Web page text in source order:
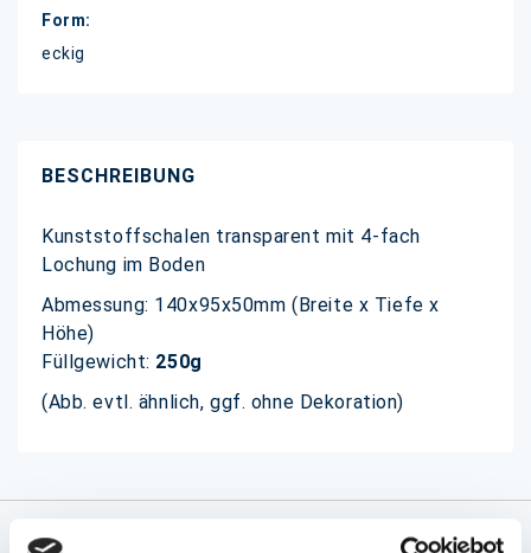
eckig
BESCHREIBUNG
Kunststoffschalen transparent mit 4-fach
Lochung im Boden
Abmessung: 140x95x50mm (Breite x Tiefe x
Höhe)
Füllgewicht: 250g
(Abb. evtl. ähnlich, ggf. ohne Dekoration)